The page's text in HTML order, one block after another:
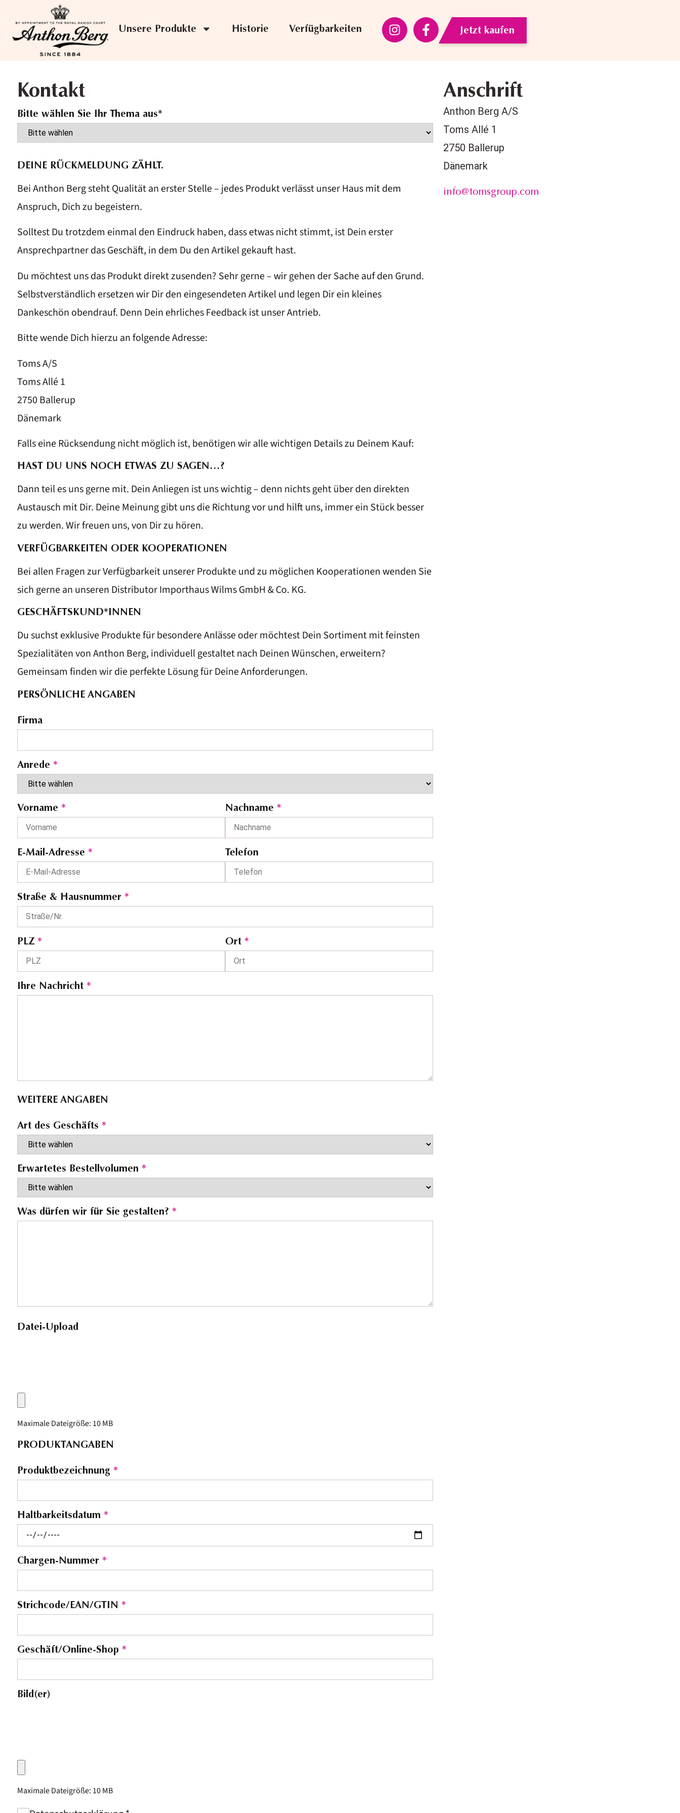
Unsere Produkte Historie Verfügbarkeiten Jetzt kaufen
Kontakt
Bitte wählen Sie Ihr Thema aus*
DEINE RÜCKMELDUNG ZÄHLT.
Bei Anthon Berg steht Qualität an erster Stelle – jedes Produkt verlässt unser Haus mit dem
Anspruch, Dich zu begeistern.
Solltest Du trotzdem einmal den Eindruck haben, dass etwas nicht stimmt, ist Dein erster
Ansprechpartner das Geschäft, in dem Du den Artikel gekauft hast.
Du möchtest uns das Produkt direkt zusenden? Sehr gerne – wir gehen der Sache auf den Grund.
Selbstverständlich ersetzen wir Dir den eingesendeten Artikel und legen Dir ein kleines
Dankeschön obendrauf. Denn Dein ehrliches Feedback ist unser Antrieb.
Bitte wende Dich hierzu an folgende Adresse:
Toms A/S
Toms Allé 1
2750 Ballerup
Dänemark
Falls eine Rücksendung nicht möglich ist, benötigen wir alle wichtigen Details zu Deinem Kauf:
HAST DU UNS NOCH ETWAS ZU SAGEN…?
Dann teil es uns gerne mit. Dein Anliegen ist uns wichtig – denn nichts geht über den direkten
Austausch mit Dir. Deine Meinung gibt uns die Richtung vor und hilft uns, immer ein Stück besser
zu werden. Wir freuen uns, von Dir zu hören.
VERFÜGBARKEITEN ODER KOOPERATIONEN
Bei allen Fragen zur Verfügbarkeit unserer Produkte und zu möglichen Kooperationen wenden Sie
sich gerne an unseren Distributor Importhaus Wilms GmbH & Co. KG.
GESCHÄFTSKUND*INNEN
Du suchst exklusive Produkte für besondere Anlässe oder möchtest Dein Sortiment mit feinsten
Spezialitäten von Anthon Berg, individuell gestaltet nach Deinen Wünschen, erweitern?
Gemeinsam finden wir die perfekte Lösung für Deine Anforderungen.
PERSÖNLICHE ANGABEN
Firma
Anrede *
Vorname * Nachname *
E-Mail-Adresse * Telefon
Straße & Hausnummer *
PLZ * Ort *
Ihre Nachricht *
WEITERE ANGABEN
Art des Geschäfts *
Erwartetes Bestellvolumen *
Was dürfen wir für Sie gestalten? *
Datei-Upload
Maximale Dateigröße: 10 MB
PRODUKTANGABEN
Produktbezeichnung *
Haltbarkeitsdatum *
Chargen-Nummer *
Strichcode/EAN/GTIN *
Geschäft/Online-Shop *
Bild(er)
Maximale Dateigröße: 10 MB
Anschrift
Anthon Berg A/S
Toms Allé 1
2750 Ballerup
Dänemark
info@tomsgroup.com